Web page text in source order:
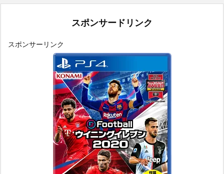
スポンサードリンク
スポンサーリンク